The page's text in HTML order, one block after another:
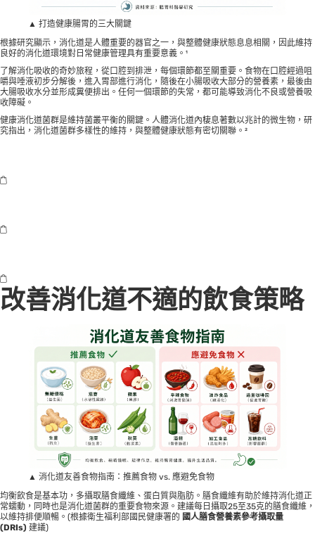
▲ 打造健康腸胃的三大關鍵
根據研究顯示，消化道是人體重要的器官之一，與整體健康狀態息息相關，因此維持
良好的消化道環境對日常健康管理具有重要意義。¹
了解消化吸收的奇妙旅程，從口腔到排泄，每個環節都至關重要。食物在口腔經過咀
嚼與唾液初步分解後，進入胃部進行消化，隨後在小腸吸收大部分的營養素，最後由
大腸吸收水分並形成糞便排出。任何一個環節的失常，都可能導致消化不良或營養吸
收障礙。
健康消化道菌群是維持菌叢平衡的關鍵。人體消化道內棲息著數以兆計的微生物，研
究指出，消化道菌群多樣性的維持，與整體健康狀態有密切關聯。²
改善消化道不適的飲食策略
▲ 消化道友善食物指南：推薦食物 vs. 應避免食物
均衡飲食是基本功，多攝取膳食纖維、蛋白質與脂肪。膳食纖維有助於維持消化道正
常蠕動，同時也是消化道菌群的重要食物來源。建議每日攝取25至35克的膳食纖維，
以維持排便順暢。(根據衛生福利部國民健康署的 國人膳食營養素參考攝取量
(DRIs) 建議)